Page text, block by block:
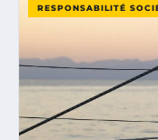
RESPONSABILITÉ